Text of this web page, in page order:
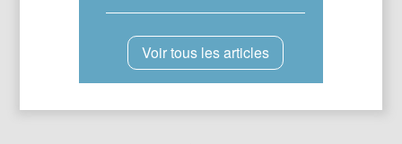
Voir tous les articles